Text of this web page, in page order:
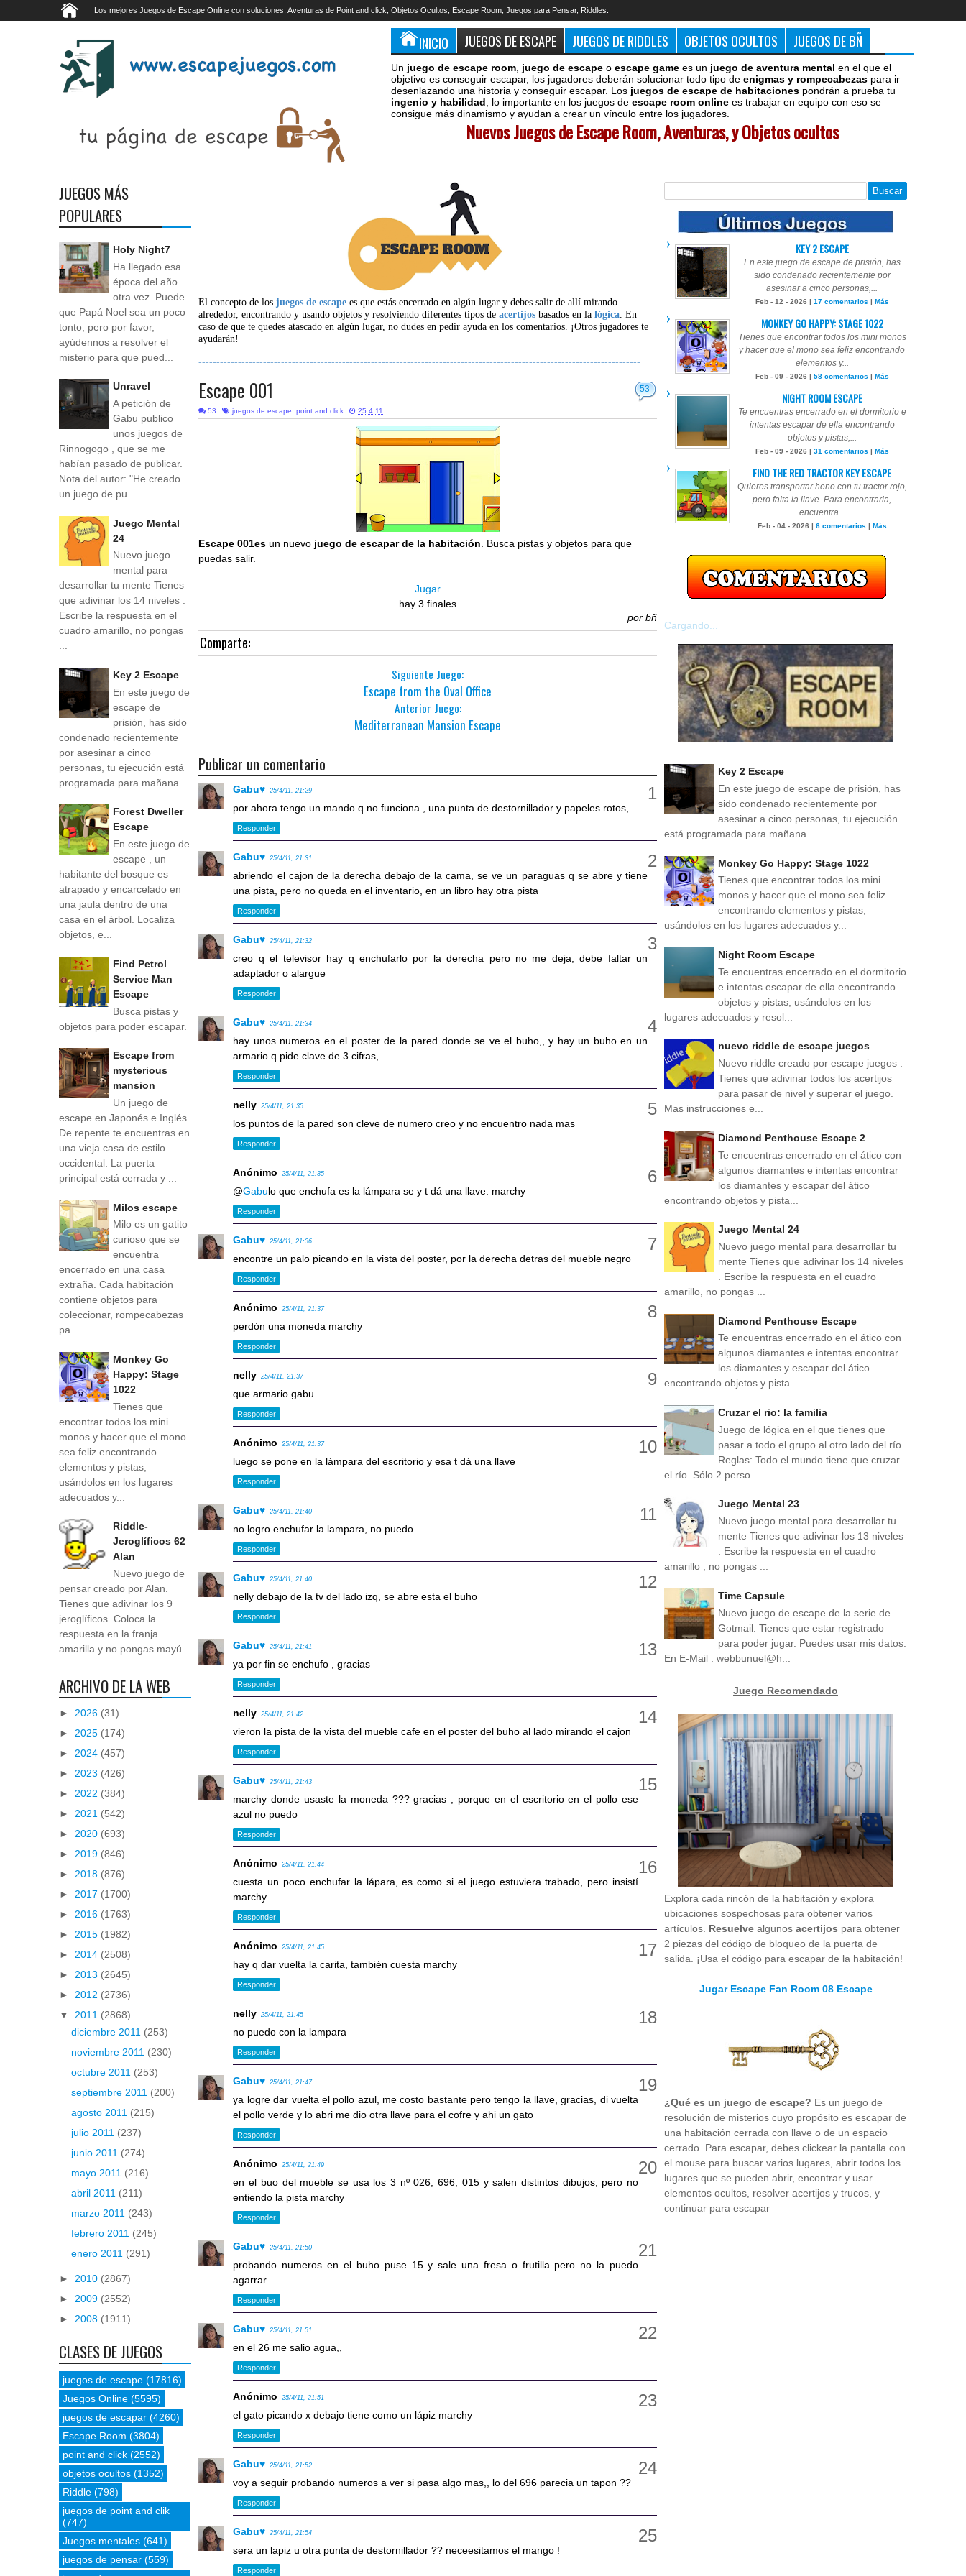
Los mejores Juegos de Escape Online con soluciones, Aventuras de Point and click, Objetos Ocultos, Escape Room, Juegos para Pensar, Riddles.
INICIO JUEGOS DE ESCAPE JUEGOS DE RIDDLES OBJETOS OCULTOS JUEGOS DE BÑ
Un juego de escape room juego de escape o escape game es un juego de aventura mental en el que el
objetivo es conseguir escapar, los jugadores deberán solucionar todo tipo de enigmas y rompecabezas para ir
desenlazando una historia y conseguir escapar. Los juegos de escape de habitaciones pondrán a prueba tu
ingenio y habilidad , lo importante en los juegos de escape room online es trabajar en equipo con eso se
consigue más dinamismo y ayudan a crear un vínculo entre los jugadores.
Nuevos Juegos de Escape Room, Aventuras, y Objetos ocultos
El concepto de losjuegos de escape es que estás encerrado en algún lugar y debes salir de allí mirando
alrededor, encontrando y usando objetos y resolviendo diferentes tipos deacertijos basados en lalógica. En
caso de que te quedes atascado en algún lugar, no dudes en pedir ayuda en los comentarios. ¡Otros jugadores te
ayudarán!
---------------------------------------------------------------------------------------------------------------------------
53
Escape 001
53 juegos de escape point and click 25.4.11
Escape 001es un nuevo juego de escapar de la habitación . Busca pistas y objetos para que
puedas salir.
Jugar
hay 3 finales
por bñ
Comparte:
Siguiente Juego:
Escape from the Oval Office
Anterior Juego:
Mediterranean Mansion Escape
Publicar un comentario
Gabu♥ 25/4/11, 21:29
por ahora tengo un mando q no funciona , una punta de destornillador y papeles rotos,
Responder
Gabu♥ 25/4/11, 21:31
abriendo el cajon de la derecha debajo de la cama, se ve un paraguas q se abre y tiene
una pista, pero no queda en el inventario, en un libro hay otra pista
Responder
Gabu♥ 25/4/11, 21:32
creo q el televisor hay q enchufarlo por la derecha pero no me deja, debe faltar un
adaptador o alargue
Responder
Gabu♥ 25/4/11, 21:34
hay unos numeros en el poster de la pared donde se ve el buho,, y hay un buho en un
armario q pide clave de 3 cifras,
Responder
nelly 25/4/11, 21:35
los puntos de la pared son cleve de numero creo y no encuentro nada mas
Responder
Anónimo 25/4/11, 21:35
@Gabulo que enchufa es la lámpara se y t dá una llave. marchy
Responder
Gabu♥ 25/4/11, 21:36
encontre un palo picando en la vista del poster, por la derecha detras del mueble negro
Responder
Anónimo 25/4/11, 21:37
perdón una moneda marchy
Responder
nelly 25/4/11, 21:37
que armario gabu
Responder
Anónimo 25/4/11, 21:37
luego se pone en la lámpara del escritorio y esa t dá una llave
Responder
Gabu♥ 25/4/11, 21:40
no logro enchufar la lampara, no puedo
Responder
Gabu♥ 25/4/11, 21:40
nelly debajo de la tv del lado izq, se abre esta el buho
Responder
Gabu♥ 25/4/11, 21:41
ya por fin se enchufo , gracias
Responder
nelly 25/4/11, 21:42
vieron la pista de la vista del mueble cafe en el poster del buho al lado mirando el cajon
Responder
Gabu♥ 25/4/11, 21:43
marchy donde usaste la moneda ??? gracias , porque en el escritorio en el pollo ese
azul no puedo
Responder
Anónimo 25/4/11, 21:44
cuesta un poco enchufar la lápara, es como si el juego estuviera trabado, pero insistí
marchy
Responder
Anónimo 25/4/11, 21:45
hay q dar vuelta la carita, también cuesta marchy
Responder
nelly 25/4/11, 21:45
no puedo con la lampara
Responder
Gabu♥ 25/4/11, 21:47
ya logre dar vuelta el pollo azul, me costo bastante pero tengo la llave, gracias, di vuelta
el pollo verde y lo abri me dio otra llave para el cofre y ahi un gato
Responder
Anónimo 25/4/11, 21:49
en el buo del mueble se usa los 3 nº 026, 696, 015 y salen distintos dibujos, pero no
entiendo la pista marchy
Responder
Gabu♥ 25/4/11, 21:50
probando numeros en el buho puse 15 y sale una fresa o frutilla pero no la puedo
agarrar
Responder
Gabu♥ 25/4/11, 21:51
en el 26 me salio agua,,
Responder
Anónimo 25/4/11, 21:51
el gato picando x debajo tiene como un lápiz marchy
Responder
Gabu♥ 25/4/11, 21:52
voy a seguir probando numeros a ver si pasa algo mas,, lo del 696 parecia un tapon ??
Responder
Gabu♥ 25/4/11, 21:54
sera un lapiz u otra punta de destornillador ?? neceesitamos el mango !
Responder
JUEGOS MÁS
POPULARES
Holy Night7
Ha llegado esa
época del año
otra vez. Puede
que Papá Noel sea un poco
tonto, pero por favor,
ayúdennos a resolver el
misterio para que pued...
Unravel
A petición de
Gabu publico
unos juegos de
Rinnogogo , que se me
habían pasado de publicar.
Nota del autor: "He creado
un juego de pu...
Juego Mental
24
Nuevo juego
mental para
desarrollar tu mente Tienes
que adivinar los 14 niveles .
Escribe la respuesta en el
cuadro amarillo, no pongas
...
Key 2 Escape
En este juego de
escape de
prisión, has sido
condenado recientemente
por asesinar a cinco
personas, tu ejecución está
programada para mañana...
Forest Dweller
Escape
En este juego de
escape , un
habitante del bosque es
atrapado y encarcelado en
una jaula dentro de una
casa en el árbol. Localiza
objetos, e...
Find Petrol
Service Man
Escape
Busca pistas y
objetos para poder escapar.
Escape from
mysterious
mansion
Un juego de
escape en Japonés e Inglés.
De repente te encuentras en
una vieja casa de estilo
occidental. La puerta
principal está cerrada y ...
Milos escape
Milo es un gatito
curioso que se
encuentra
encerrado en una casa
extraña. Cada habitación
contiene objetos para
coleccionar, rompecabezas
pa...
Monkey Go
Happy: Stage
1022
Tienes que
encontrar todos los mini
monos y hacer que el mono
sea feliz encontrando
elementos y pistas,
usándolos en los lugares
adecuados y...
Riddle-
Jeroglíficos 62
Alan
Nuevo juego de
pensar creado por Alan.
Tienes que adivinar los 9
jeroglíficos. Coloca la
respuesta en la franja
amarilla y no pongas mayú...
ARCHIVO DE LA WEB
► 2026 (31)
► 2025 (174)
► 2024 (457)
► 2023 (426)
► 2022 (384)
► 2021 (542)
► 2020 (693)
► 2019 (846)
► 2018 (876)
► 2017 (1700)
► 2016 (1763)
► 2015 (1982)
► 2014 (2508)
► 2013 (2645)
► 2012 (2736)
▼ 2011 (2868)
diciembre 2011 (253)
noviembre 2011 (230)
octubre 2011 (253)
septiembre 2011 (200)
agosto 2011 (215)
julio 2011 (237)
junio 2011 (274)
mayo 2011 (216)
abril 2011 (211)
marzo 2011 (243)
febrero 2011 (245)
enero 2011 (291)
► 2010 (2867)
► 2009 (2552)
► 2008 (1911)
CLASES DE JUEGOS
juegos de escape (17816)
Juegos Online (5595)
juegos de escapar (4260)
Escape Room (3804)
point and click (2552)
objetos ocultos (1352)
Riddle (798)
juegos de point and clik
(747)
Juegos mentales (641)
juegos de pensar (559)
KEY 2 ESCAPE
En este juego de escape de prisión, has
sido condenado recientemente por
asesinar a cinco personas,...
Feb - 12 - 2026 | 17 comentarios | Más
MONKEY GO HAPPY: STAGE 1022
Tienes que encontrar todos los mini monos
y hacer que el mono sea feliz encontrando
elementos y...
Feb - 09 - 2026 | 58 comentarios | Más
NIGHT ROOM ESCAPE
Te encuentras encerrado en el dormitorio e
intentas escapar de ella encontrando
objetos y pistas,...
Feb - 09 - 2026 | 31 comentarios | Más
FIND THE RED TRACTOR KEY ESCAPE
Quieres transportar heno con tu tractor rojo,
pero falta la llave. Para encontrarla,
encuentra...
Feb - 04 - 2026 | 6 comentarios | Más
Cargando...
Key 2 Escape
En este juego de escape de prisión, has
sido condenado recientemente por
asesinar a cinco personas, tu ejecución
está programada para mañana...
Monkey Go Happy: Stage 1022
Tienes que encontrar todos los mini
monos y hacer que el mono sea feliz
encontrando elementos y pistas,
usándolos en los lugares adecuados y...
Night Room Escape
Te encuentras encerrado en el dormitorio
e intentas escapar de ella encontrando
objetos y pistas, usándolos en los
lugares adecuados y resol...
nuevo riddle de escape juegos
Nuevo riddle creado por escape juegos .
Tienes que adivinar todos los acertijos
para pasar de nivel y superar el juego.
Mas instrucciones e...
Diamond Penthouse Escape 2
Te encuentras encerrado en el ático con
algunos diamantes e intentas encontrar
los diamantes y escapar del ático
encontrando objetos y pista...
Juego Mental 24
Nuevo juego mental para desarrollar tu
mente Tienes que adivinar los 14 niveles
. Escribe la respuesta en el cuadro
amarillo, no pongas ...
Diamond Penthouse Escape
Te encuentras encerrado en el ático con
algunos diamantes e intentas encontrar
los diamantes y escapar del ático
encontrando objetos y pista...
Cruzar el rio: la familia
Juego de lógica en el que tienes que
pasar a todo el grupo al otro lado del río.
Reglas: Todo el mundo tiene que cruzar
el río. Sólo 2 perso...
Juego Mental 23
Nuevo juego mental para desarrollar tu
mente Tienes que adivinar los 13 niveles
. Escribe la respuesta en el cuadro
amarillo , no pongas ...
Time Capsule
Nuevo juego de escape de la serie de
Gotmail. Tienes que estar registrado
para poder jugar. Puedes usar mis datos.
En E-Mail : webbunuel@h...
Juego Recomendado
Explora cada rincón de la habitación y explora
ubicaciones sospechosas para obtener varios
artículos. Resuelve algunos acertijos para obtener
2 piezas del código de bloqueo de la puerta de
salida. ¡Usa el código para escapar de la habitación!
Jugar Escape Fan Room 08 Escape
¿Qué es un juego de escape? Es un juego de
resolución de misterios cuyo propósito es escapar de
una habitación cerrada con llave o de un espacio
cerrado. Para escapar, debes clickear la pantalla con
el mouse para buscar varios lugares, abrir todos los
lugares que se pueden abrir, encontrar y usar
elementos ocultos, resolver acertijos y trucos, y
continuar para escapar